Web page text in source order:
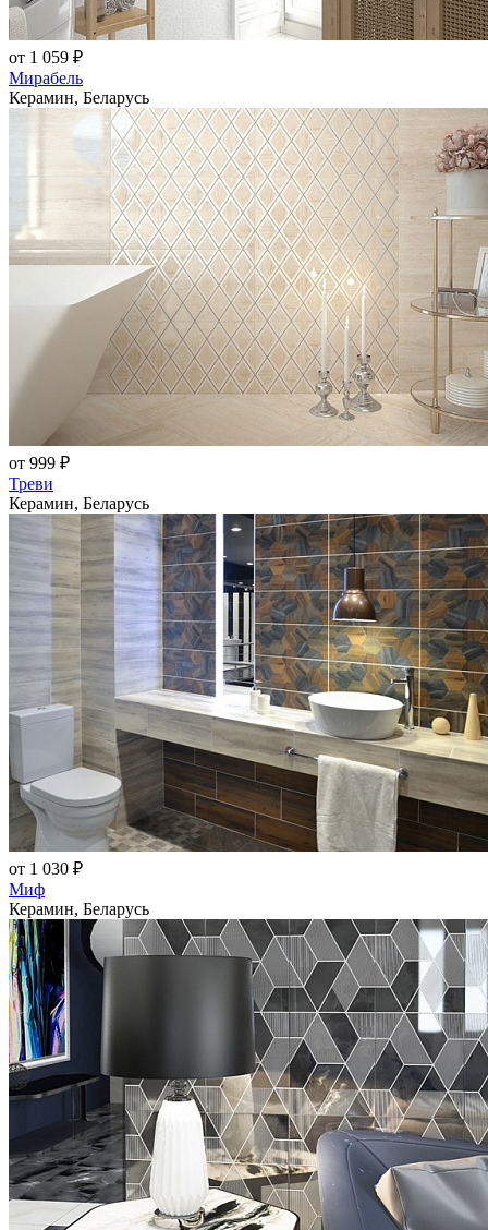
от 1 059 ₽
Мирабель
Керамин, Беларусь
от 999 ₽
Треви
Керамин, Беларусь
от 1 030 ₽
Миф
Керамин, Беларусь